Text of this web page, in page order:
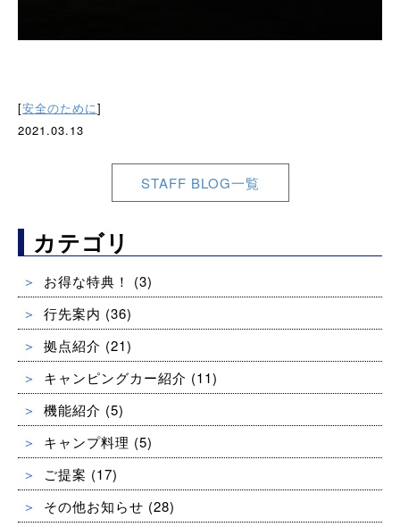
[安全のために]
2021.03.13
STAFF BLOG一覧
カテゴリ
お得な特典！
(3)
行先案内 (36)
拠点紹介 (21)
キャンピングカー紹介 (11)
機能紹介 (5)
キャンプ料理 (5)
ご提案 (17)
その他お知らせ (28)